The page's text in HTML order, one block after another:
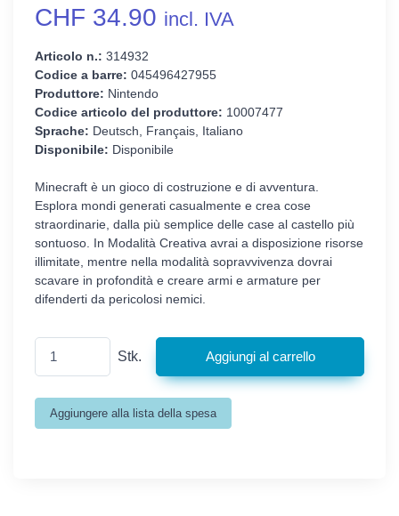
CHF 34.90 incl. IVA
Articolo n.: 314932
Codice a barre: 045496427955
Produttore: Nintendo
Codice articolo del produttore: 10007477
Sprache: Deutsch, Français, Italiano
Disponibile: Disponibile
Minecraft è un gioco di costruzione e di avventura.
Esplora mondi generati casualmente e crea cose
straordinarie, dalla più semplice delle case al castello più
sontuoso. In Modalità Creativa avrai a disposizione risorse
illimitate, mentre nella modalità sopravvivenza dovrai
scavare in profondità e creare armi e armature per
difenderti da pericolosi nemici.
Stk.